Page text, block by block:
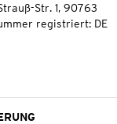
Str. 1, 90763
registriert: DE